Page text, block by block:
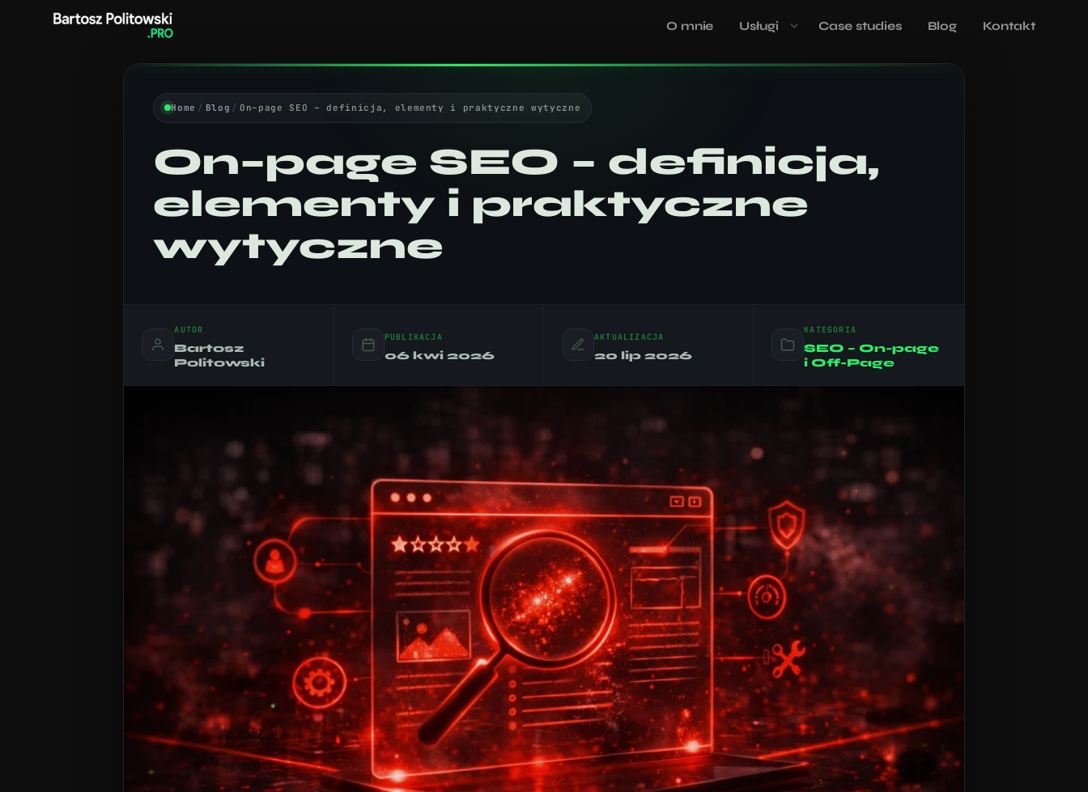
O mnie Usługi Case studies Blog Kontakt
Home / Blog / On–page SEO – definicja, elementy i praktyczne wytyczne
On–page SEO – definicja,
elementy i praktyczne
wytyczne
AUTOR
Bartosz
Politowski
PUBLIKACJA
06 kwi 2026
AKTUALIZACJA
20 lip 2026
KATEGORIA
SEO – On-page
i Off-Page